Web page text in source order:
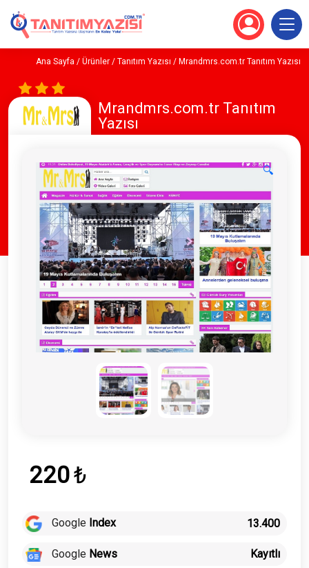
Ana Sayfa / Ürünler / Tanıtım Yazısı / Mrandmrs.com.tr Tanıtım Yazısı
Mrandmrs.com.tr Tanıtım
Yazısı
🔍
220₺
Google Index 13.400
Google News Kayıtlı